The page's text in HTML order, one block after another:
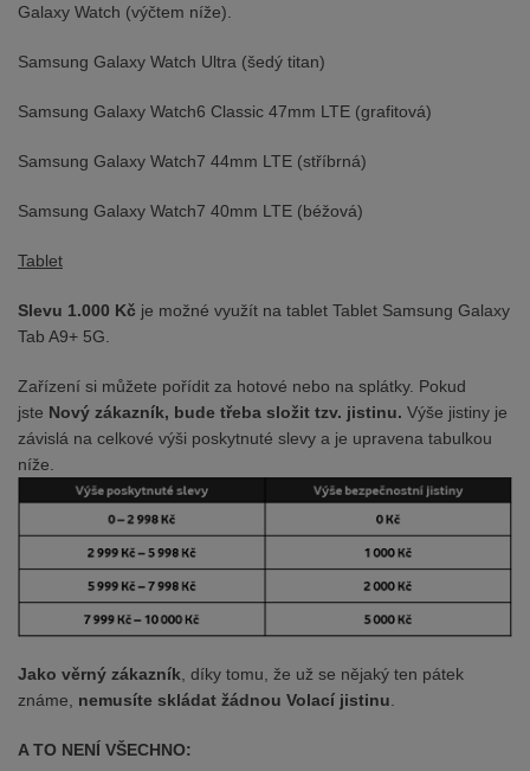
Galaxy Watch (výčtem níže).
Samsung Galaxy Watch Ultra (šedý titan)
Samsung Galaxy Watch6 Classic 47mm LTE (grafitová)
Samsung Galaxy Watch7 44mm LTE (stříbrná)
Samsung Galaxy Watch7 40mm LTE (béžová)
Tablet
Slevu 1.000 Kč je možné využít na tablet Tablet Samsung Galaxy
Tab A9+ 5G.
Zařízení si můžete pořídit za hotové nebo na splátky. Pokud
jste Nový zákazník, bude třeba složit tzv. jistinu. Výše jistiny je
závislá na celkové výši poskytnuté slevy a je upravena tabulkou
níže.
Jako věrný zákazník , díky tomu, že už se nějaký ten pátek
známe, nemusíte skládat žádnou Volací jistinu
A TO NENÍ VŠECHNO: